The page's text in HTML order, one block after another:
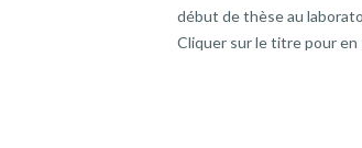
début de thèse au
Cliquer sur le titre pour en